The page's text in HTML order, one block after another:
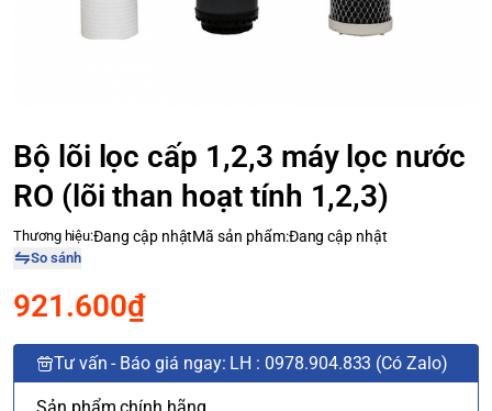
Bộ lõi lọc cấp 1,2,3 máy lọc nước
RO (lõi than hoạt tính 1,2,3)
Thương hiệu:Đang cập nhậtMã sản phẩm:Đang cập nhật
So sánh
921.600₫
Tư vấn - Báo giá ngay: LH : 0978.904.833 (Có Zalo)